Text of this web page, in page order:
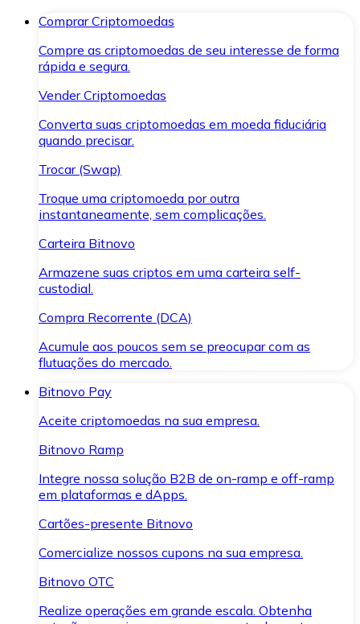
Comprar Criptomoedas
Compre as criptomoedas de seu interesse de forma
rápida e segura.
Vender Criptomoedas
Converta suas criptomoedas em moeda fiduciária
quando precisar.
Trocar (Swap)
Troque uma criptomoeda por outra
instantaneamente, sem complicações.
Carteira Bitnovo
Armazene suas criptos em uma carteira self-
custodial.
Compra Recorrente (DCA)
Acumule aos poucos sem se preocupar com as
flutuações do mercado.
Bitnovo Pay
Aceite criptomoedas na sua empresa.
Bitnovo Ramp
Integre nossa solução B2B de on-ramp e off-ramp
em plataformas e dApps.
Cartões-presente Bitnovo
Comercialize nossos cupons na sua empresa.
Bitnovo OTC
Realize operações em grande escala. Obtenha